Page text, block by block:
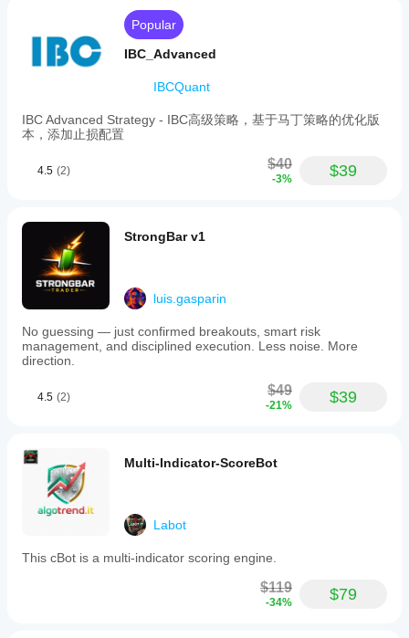
Popular
IBC_Advanced
IBCQuant
IBC Advanced Strategy - IBC高级策略，基于马丁策略的优化版
本，添加止损配置
4.5 (2) $40
-3% $39
StrongBar v1
luis.gasparin
No guessing — just confirmed breakouts, smart risk
management, and disciplined execution. Less noise. More
direction.
4.5 (2) $49
-21% $39
Multi-Indicator-ScoreBot
Labot
This cBot is a multi-indicator scoring engine.
$119
-34% $79